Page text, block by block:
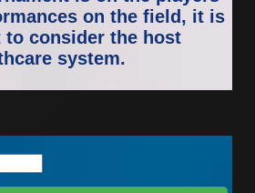
on the field, it is
consider the host
system.